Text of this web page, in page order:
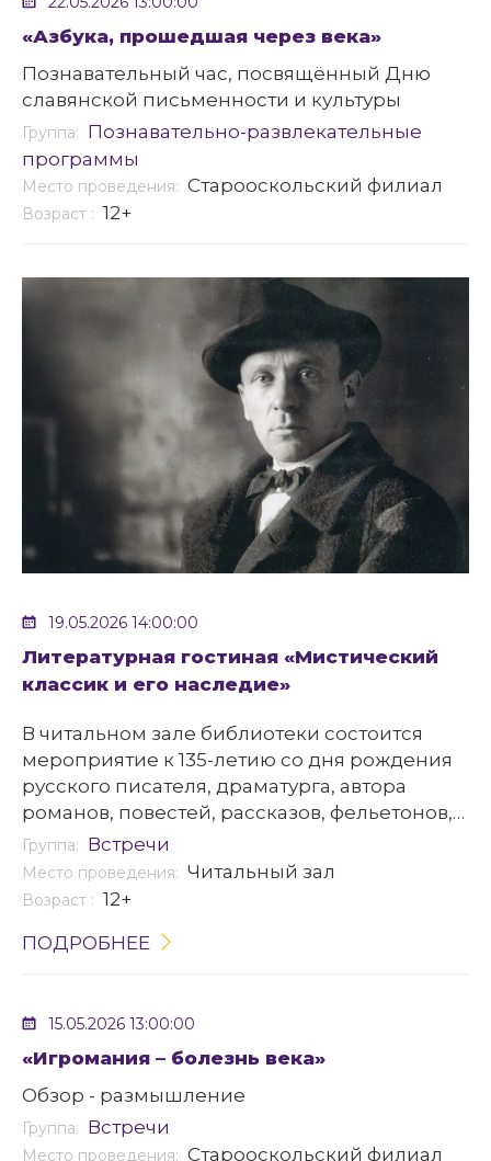
«Азбука, прошедшая через века»
Познавательный час, посвящённый Дню
славянской письменности и культуры
Группа: Познавательно-развлекательные
программы
Место проведения: Старооскольский филиал
Возраст : 12+
19.05.2026 14:00:00
Литературная гостиная «Мистический
классик и его наследие»
В читальном зале библиотеки состоится
мероприятие к 135-летию со дня рождения
русского писателя, драматурга, автора
романов, повестей, рассказов, фельетонов,
пьес, инсценировок и киносценариев –
Михаила Афанасьевича Булгакова.
Группа: Встречи
Место проведения: Читальный зал
Возраст : 12+
ПОДРОБНЕЕ
15.05.2026 13:00:00
«Игромания – болезнь века»
Обзор - размышление
Группа: Встречи
Место проведения: Старооскольский филиал